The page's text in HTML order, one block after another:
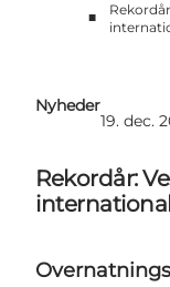
Projekter
Nyheder
Om os
■
Nyheder
19. dec.
Rekordår: